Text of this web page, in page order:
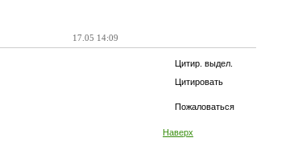
17.05 14:09
Цитир. выдел.
Цитировать
Пожаловаться
Наверх